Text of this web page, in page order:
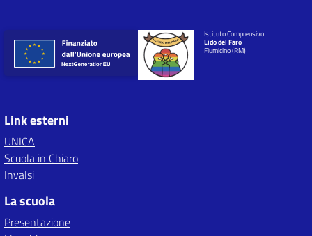
Istituto Comprensivo
Lido del Faro
Fiumicino (RM)
Link esterni
UNICA
Scuola in Chiaro
Invalsi
La scuola
Presentazione